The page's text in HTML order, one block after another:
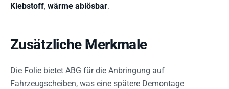
Klebstoff, wärme ablösbar.
Zusätzliche Merkmale
Die Folie bietet ABG für die Anbringung auf
Fahrzeugscheiben, was eine spätere Demontage